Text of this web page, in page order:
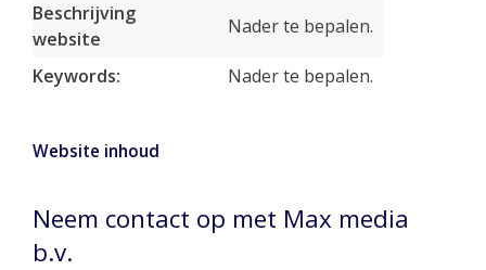
Beschrijving
website
Nader te bepalen.
Keywords: Nader te bepalen.
Website inhoud
Neem contact op met Max media
b.v.